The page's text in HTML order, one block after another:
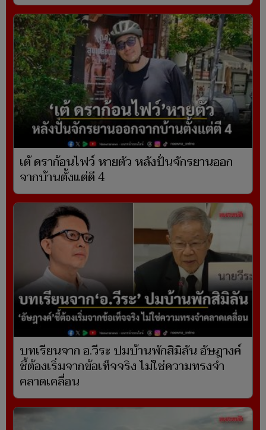
เต้ ดราก้อนไฟว์ หายตัว หลังปั่นจักรยานออก
จากบ้านตั้งแต่ตี 4
บทเรียนจาก อ.วีระ ปมบ้านพักสิมิลัน อัษฎางค์
ชี้ต้องเริ่มจากข้อเท็จจริง ไม่ใช่ความทรงจำ
คลาดเคลื่อน